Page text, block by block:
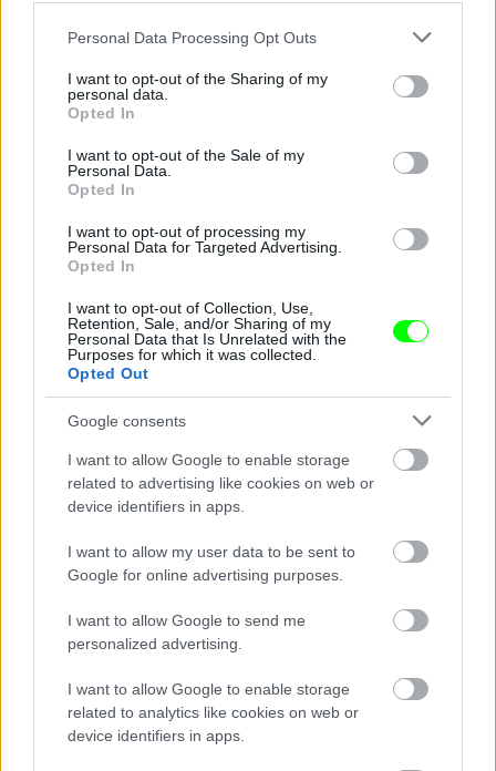
Please note that this website/app uses one or more Google
not limited to your visit or usage behaviour. You may click to
grant or deny consent to Google and its third-party tags to
use your data for below specified purposes in below Google
consent section.
Personal Data Processing Opt Outs
I want to opt-out of the Sharing of my
personal data.
Opted In
I want to opt-out of the Sale of my
Personal Data.
Opted In
I want to opt-out of processing my
Personal Data for Targeted Advertising.
Opted In
I want to opt-out of Collection, Use,
Retention, Sale, and/or Sharing of my
Personal Data that Is Unrelated with the
Purposes for which it was collected.
Opted Out
Google consents
I want to allow Google to enable storage
related to advertising like cookies on web or
device identifiers in apps.
I want to allow my user data to be sent to
Google for online advertising purposes.
I want to allow Google to send me
personalized advertising.
I want to allow Google to enable storage
related to analytics like cookies on web or
device identifiers in apps.
Halle Berry Los Angelesben rossz időben
Fotó: Madison Frederic / Northfoto